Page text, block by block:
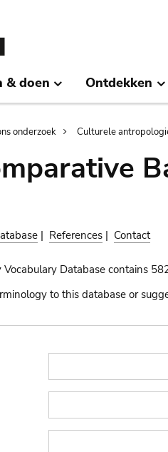
& doen Ontdekken
onderzoek Culturele
| References | Contact
Database contains
to this database or